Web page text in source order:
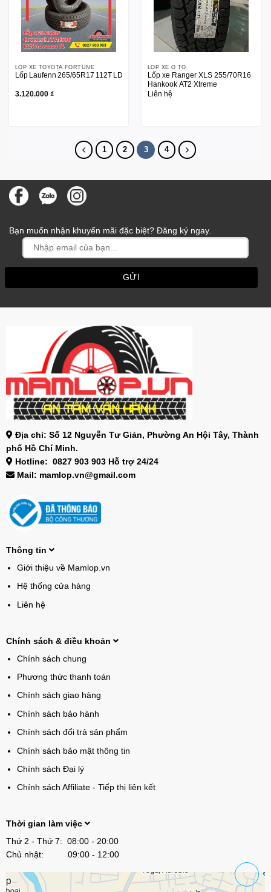
LỐP XE TOYOTA FORTUNE
Lốp Laufenn 265/65R17 112T LD01 XFITH
3.120.000 ₫
LỐP XE Ô TÔ
Lốp xe Ranger XLS 255/70R16
Hankook AT2 Xtreme
Liên hệ
1 2 3 4
Bạn muốn nhận khuyến mãi đặc biệt? Đăng ký ngay.
Địa chỉ: Số 12 Nguyễn Tư Giản, Phường An Hội Tây, Thành
phố Hồ Chí Minh.
Hotline: 0827 903 903 Hỗ trợ 24/24
Mail: mamlop.vn@gmail.com
Thông tin
Giới thiệu về Mamlop.vn
Hệ thống cửa hàng
Liên hệ
Chính sách & điều khoản
Chính sách chung
Phương thức thanh toán
Chính sách giao hàng
Chính sách bảo hành
Chính sách đổi trả sản phẩm
Chính sách bảo mật thông tin
Chính sách Đại lý
Chính sách Affiliate - Tiếp thị liên kết
Thời gian làm việc
Thứ 2 - Thứ 7: 08:00 - 20:00
Chủ nhật: 09:00 - 12:00